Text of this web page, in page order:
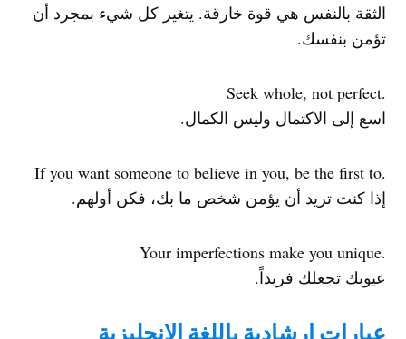
الثقة بالنفس هي قوة خارقة. يتغير كل شيء بمجرد أن
تؤمن بنفسك.
.Seek whole, not perfect
اسع إلى الاكتمال وليس الكمال.
.If you want someone to believe in you, be the first to
إذا كنت تريد أن يؤمن شخص ما بك، فكن أولهم.
.Your imperfections make you unique
عيوبك تجعلك فريداً.
عبارات ارشادية باللغة الانجليزية